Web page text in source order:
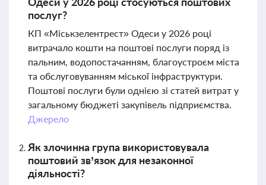
послуг?
КП «Міськзелентрест» Одеси у 2026 році
витрачало кошти на поштові послуги поряд із
пальним, водопостачанням, благоустроєм міста
та обслуговуванням міської інфраструктури.
Поштові послуги були однією зі статей витрат у
загальному бюджеті закупівель підприємства.
Джерело
Як злочинна група використовувала
поштовий зв’язок для незаконної
діяльності?